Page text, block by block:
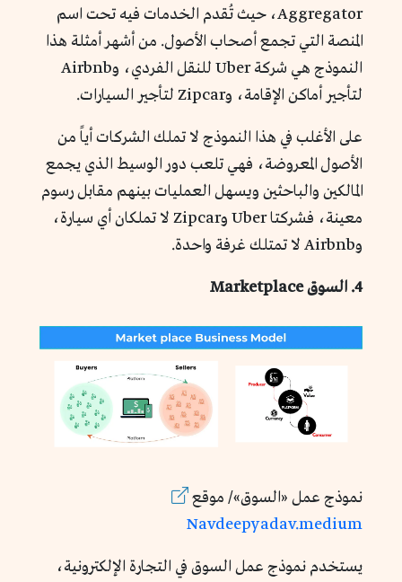
Aggregator، حيث تُقدم الخدمات فيه تحت اسم
المنصة التي تجمع أصحاب الأصول. من أشهر أمثلة هذا
النموذج هي شركة Uber للنقل الفردي، وAirbnb
لتأجير أماكن الإقامة، وZipcar لتأجير السيارات.
على الأغلب في هذا النموذج لا تملك الشركات أياً من
الأصول المعروضة، فهي تلعب دور الوسيط الذي يجمع
المالكين والباحثين ويسهل العمليات بينهم مقابل رسوم
معينة، فشركتا Uber وZipcar لا تملكان أي سيارة،
وAirbnb لا تمتلك غرفة واحدة.
4. السوق Marketplace
نموذج عمل «السوق»/ موقع
Navdeepyadav.medium
يستخدم نموذج عمل السوق في التجارة الإلكترونية،